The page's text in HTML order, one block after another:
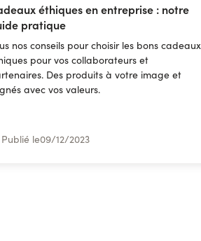
éthiques en entreprise : notre
pratique
nos conseils pour choisir les bons cadeaux
pour vos collaborateurs et
Des produits à votre image et
avec vos valeurs.
Publié le09/12/2023